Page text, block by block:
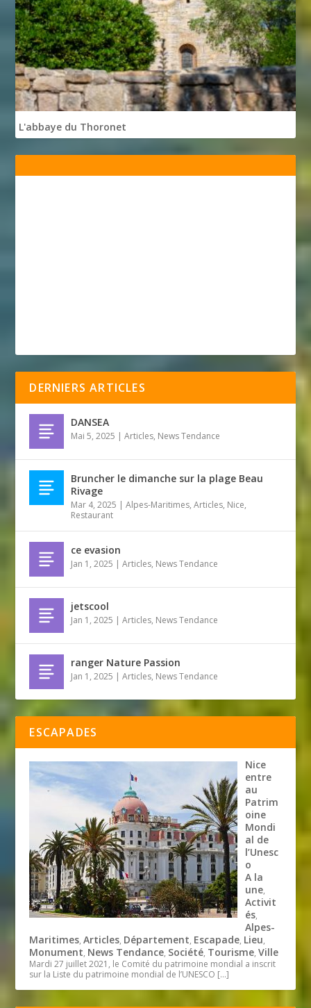
L'abbaye du Thoronet
DERNIERS ARTICLES
DANSEA
Mai 5, 2025 |Articles, News Tendance
Bruncher le dimanche sur la plage Beau
Rivage
Mar 4, 2025 |Alpes-Maritimes,Articles, Nice,
Restaurant
ce evasion
Jan 1, 2025 |Articles, News Tendance
jetscool
Jan 1, 2025 |Articles, News Tendance
ranger Nature Passion
Jan 1, 2025 |Articles, News Tendance
ESCAPADES
Nice
entre
au
Patrim
oine
Mondi
al de
l’Unesc
o
A la
une,
Activit
és,
Alpes-
Maritimes,Articles, Département, Escapade, Lieu,
Monument, News Tendance, Société, Tourisme,Ville
Mardi 27 juillet 2021, le Comité du patrimoine mondial a inscrit
sur la Liste du patrimoine mondial de l’UNESCO […]